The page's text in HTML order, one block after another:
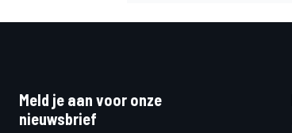
Meld je aan voor onze
nieuwsbrief